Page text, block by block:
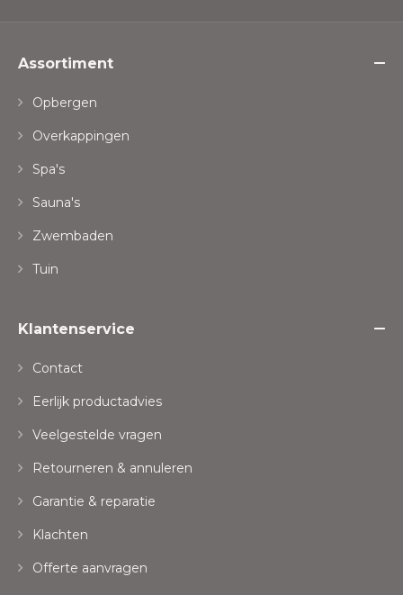
Assortiment
Opbergen
Overkappingen
Spa's
Sauna's
Zwembaden
Tuin
Klantenservice
Contact
Eerlijk productadvies
Veelgestelde vragen
Retourneren & annuleren
Garantie & reparatie
Klachten
Offerte aanvragen